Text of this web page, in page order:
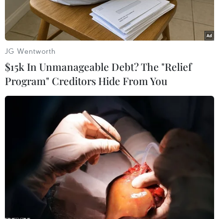
Genetworx. (Nguồn: AP)
Tập đoàn Bosch của Đức vừa công bố đã phát
triển thành công bộ dụng cụ xét nghiệm chẩn
đoán virus SARS-CoV-2 gây bệnh COVID-19 cho
kết quả chỉ trong 2,5 giờ.
Dự kiến, Bosch sẽ sản xuất và đưa ra thị trường
bộ thử nhanh này đầu tháng tới.
JG Wentworth
$15k In Unmanageable Debt? The "Relief
Program" Creditors Hide From You